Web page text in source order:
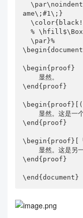
  \par\noindent\textbf{\color{second}\proofn
ame\;#1\;}
  \color{black!90}\cfs}{
  % \hfill$\Box$\quad
  \par}%
\begin{proof}
\end{proof}
\end{proof}
\begin{proof}[「
\end{proof}
\end{document}